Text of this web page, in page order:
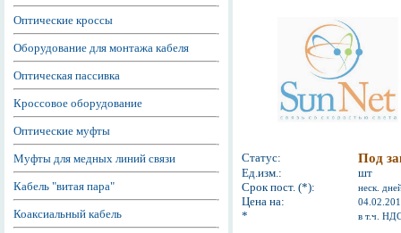
Оптические кроссы
Оборудование для монтажа кабеля
Оптическая пассивка
Кроссовое оборудование
Оптические муфты
Муфты для медных линий связи
Кабель "витая пара"
Коаксиальный кабель
Статус: Под
Ед.изм.:
шт
Срок пост. (*):
неск.
Цена на:
* в т.ч.